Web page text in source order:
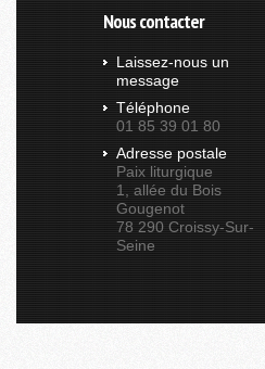
Nous contacter
Laissez-nous un
message
Téléphone
01 85 39 01 80
Adresse postale
Paix liturgique
1, allée du Bois
Gougenot
78 290 Croissy-Sur-
Seine